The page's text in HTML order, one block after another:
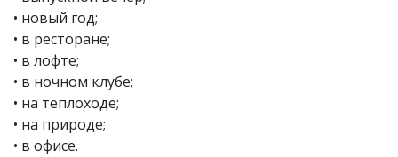
• новый год;
• в ресторане;
• в лофте;
• в ночном клубе;
• на теплоходе;
• на природе;
• в офисе.